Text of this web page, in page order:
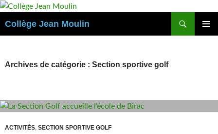
Aller
contenu
Collège Jean Moulin
Archives de catégorie : Section sportive golf
ACTIVITÉS, SECTION SPORTIVE GOLF